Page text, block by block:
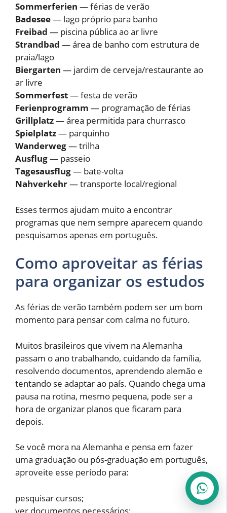
Sommerferien — férias de verão
Badesee— lago próprio para banho
Freibad — piscina pública ao ar livre
Strandbad — área de banho com estrutura de
praia/lago
Biergarten — jardim de cerveja/restaurante ao
ar livre
Sommerfest— festa de verão
Ferienprogramm — programação de férias
Grillplatz— área permitida para churrasco
Spielplatz— parquinho
Wanderweg— trilha
Ausflug— passeio
Tagesausflug— bate-volta
Nahverkehr— transporte local/regional
Esses termos ajudam muito a encontrar
programas que nem sempre aparecem quando
pesquisamos apenas em português.
Como aproveitar as férias
para organizar os estudos
As férias de verão também podem ser um bom
momento para pensar com calma no futuro.
Muitos brasileiros que vivem na Alemanha
passam o ano trabalhando, cuidando da família,
resolvendo documentos, aprendendo alemão e
tentando se adaptar ao país. Quando chega uma
pausa na rotina, mesmo pequena, pode ser a
hora de organizar planos que ficaram para
depois.
Se você mora na Alemanha e pensa em fazer
uma graduação ou pós-graduação em português,
aproveite esse período para:
pesquisar cursos;